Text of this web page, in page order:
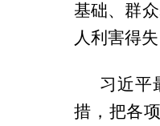
基础、群
人利害得
习近平
措，把各